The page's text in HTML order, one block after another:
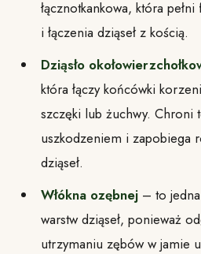
łącznotkankowa, która
i łączenia dziąseł z kością.
Dziąsło
która łączy końcówki
szczęki lub żuchwy. Chroni
uszkodzeniem i zapobiega
dziąseł.
Włókna ozębnej – to
warstw dziąseł, ponieważ
utrzymaniu zębów w jamie